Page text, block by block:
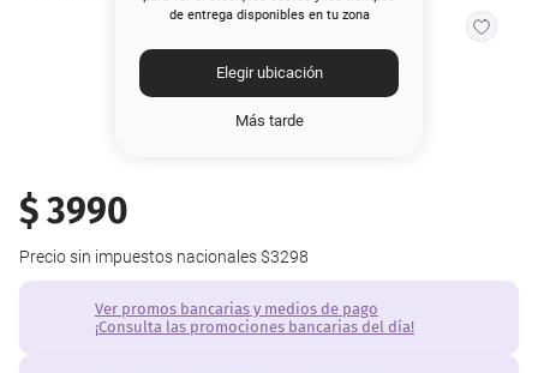
de entrega disponibles en tu zona
Elegir ubicación
Más tarde
$3990
Precio sin impuestos nacionales $3298
Ver promos bancarias y medios de pago
¡Consulta las promociones bancarias del día!
9. cher
10. nyx